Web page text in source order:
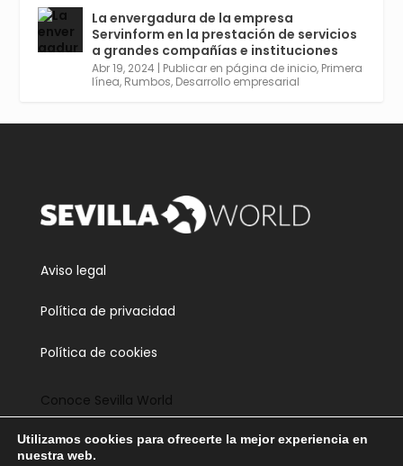
plazo acaba el 2 de mayo. Dota de gran
empleabilidad. Ver y enlace a inscripción:
https://tinyurl.com/yu5xhwjr
La envergadura de la empresa
Servinform en la prestación de servicios
a grandes compañías e instituciones
Abr 19, 2024 | Publicar en página de inicio, Primera
línea, Rumbos, Desarrollo empresarial
Aviso legal
Política de privacidad
Política de cookies
Conoce Sevilla World
Contacta
Utilizamos cookies para ofrecerte la mejor experiencia en
nuestra web.